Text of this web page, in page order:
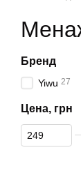
Бренд
Yiwu 27
Цена, грн
От Цена, грн
До Цена, грн